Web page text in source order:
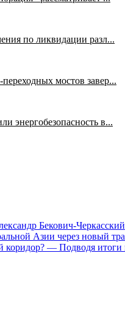
по ликвидации разл...
мостов завер...
энергобезопасность в...
Бекович-Черкасский
Азии через новый
коридор? — Подводя